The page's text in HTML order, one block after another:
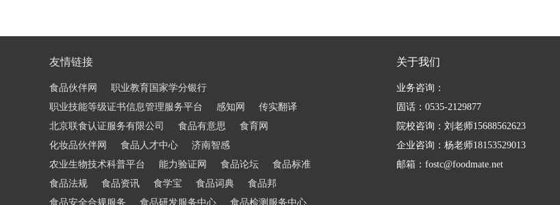
友情链接
食品伙伴网
职业教育国家学分银行
职业技能等级证书信息管理服务平台
感知网
传实翻译
北京联食认证服务有限公司
食品有意思
食育网
化妆品伙伴网
食品人才中心
济南智感
农业生物技术科普平台
能力验证网 食品论坛
食品标准
食品法规
食品资讯 食学宝 食品词典
食品邦
食品安全合规服务
食品研发服务中心 食品检测服务中心
关于我们
业务咨询：
固话：0535-2129877
院校咨询：刘老师15688562623
企业咨询：杨老师18153529013
邮箱：fostc@foodmate.net